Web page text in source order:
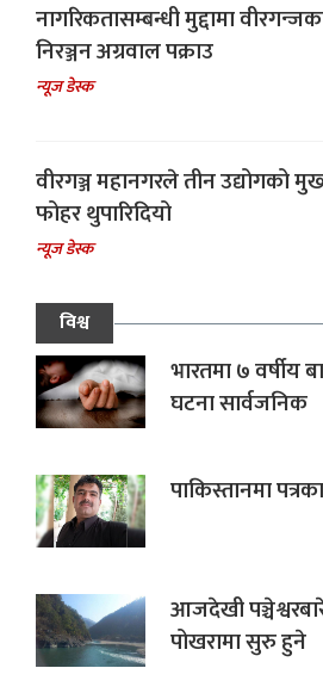
नागरिकतासम्बन्धी मुद्दामा
निरञ्जन अग्रवाल पक्राउ
न्यूज डेस्क
वीरगञ्ज महानगरले तीन उद्योगको
फोहर थुपारिदियो
न्यूज डेस्क
विश्व
भारतमा ७ वर्षीय
घटना सार्वजनिक
पाकिस्तानमा
आजदेखी
पोखरामा सुरु हुने